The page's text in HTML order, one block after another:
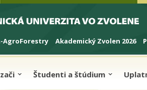
AgroForestry Akademický Zvolen 2026
Študenti a štúdium